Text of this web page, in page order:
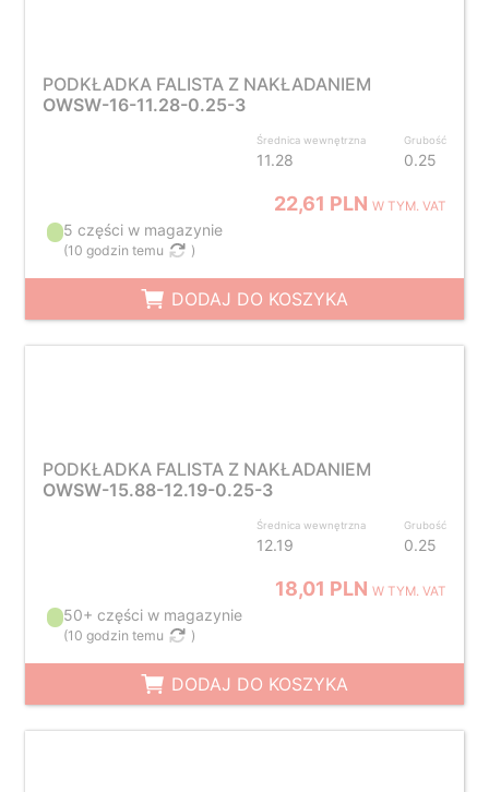
PODKŁADKA FALISTA Z NAKŁADANIEM
OWSW-16-11.28-0.25-3
Średnica wewnętrzna
11.28
Grubość
0.25
22,61 PLNW TYM. VAT
5 części w magazynie
(10 godzin temu )
DODAJ DO KOSZYKA
PODKŁADKA FALISTA Z NAKŁADANIEM
OWSW-15.88-12.19-0.25-3
Średnica wewnętrzna
12.19
Grubość
0.25
18,01 PLNW TYM. VAT
50+ części w magazynie
(10 godzin temu )
DODAJ DO KOSZYKA